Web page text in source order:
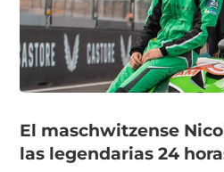
El maschwitzense
las legendarias 24